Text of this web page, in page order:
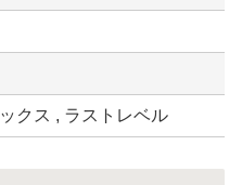
クス , ラストレベル